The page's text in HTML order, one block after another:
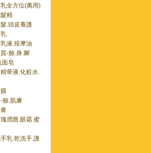
全方位(萬用)
精
.頭皮養護
液.按摩油
-臉.身.腳
面皂
華液.化粧水.
臉.肌膚
潤唇.眼霜.蜜
乳.乾洗手.護